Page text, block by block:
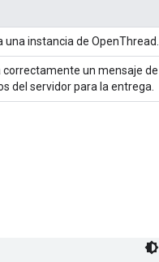
una instancia de OpenThread.
correctamente un mensaje de
del servidor para la entrega.